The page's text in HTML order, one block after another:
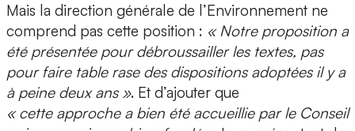
Mais la direction générale de l’Environnement ne
comprend pas cette position : « Notre proposition a
été présentée pour débroussailler les textes, pas
pour faire table rase des dispositions adoptées il y a
à peine deux ans ». Et d’ajouter que
« cette approche a bien été accueillie par le Conseil